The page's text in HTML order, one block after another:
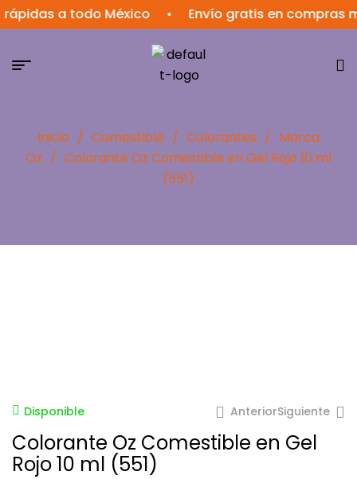
a todo México • Envío gratis en compras
Inicio / Comestible / Colorantes / Marca
Oz / Colorante Oz Comestible en Gel Rojo 10 ml
(551)
Disponible AnteriorSiguiente
Colorante Oz Comestible en Gel
Rojo 10 ml (551)